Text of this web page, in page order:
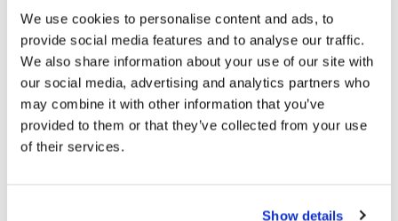
We use cookies to personalise content and ads, to
provide social media features and to analyse our traffic.
We also share information about your use of our site with
our social media, advertising and analytics partners who
may combine it with other information that you’ve
provided to them or that they’ve collected from your use
of their services.
Show details